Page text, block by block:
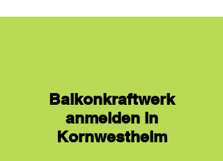
Balkonkraftwerk
anmelden in
Kornwestheim